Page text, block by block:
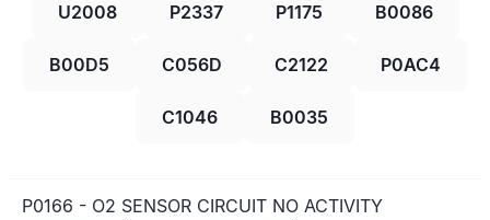
U2008 P2337 P1175 B0086
B00D5 C056D C2122 P0AC4
C1046 B0035
P0166 - O2 SENSOR CIRCUIT NO ACTIVITY